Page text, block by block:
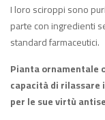
I loro sciroppi sono
parte con ingredienti
standard farmaceutici.
Pianta ornamentale
capacità di
per le sue virtù